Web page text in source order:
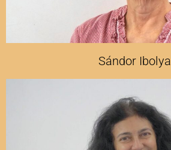
Sándor Ibolya